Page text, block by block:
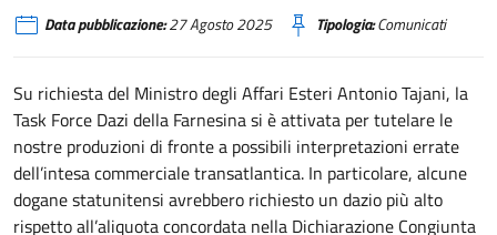
Data pubblicazione:27 Agosto 2025 Tipologia:Comunicati
Su richiesta del Ministro degli Affari Esteri Antonio Tajani, la
Task Force Dazi della Farnesina si è attivata per tutelare le
nostre produzioni di fronte a possibili interpretazioni errate
dell’intesa commerciale transatlantica. In particolare, alcune
dogane statunitensi avrebbero richiesto un dazio più alto
rispetto all’aliquota concordata nella Dichiarazione Congiunta